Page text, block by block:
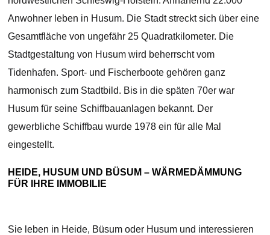
Anwohner leben in Husum. Die Stadt streckt sich über eine
Gesamtfläche von ungefähr 25 Quadratkilometer. Die
Stadtgestaltung von Husum wird beherrscht vom
Tidenhafen. Sport- und Fischerboote gehören ganz
harmonisch zum Stadtbild. Bis in die späten 70er war
Husum für seine Schiffbauanlagen bekannt. Der
gewerbliche Schiffbau wurde 1978 ein für alle Mal
eingestellt.
HEIDE, HUSUM UND BÜSUM – WÄRMEDÄMMUNG
FÜR IHRE IMMOBILIE
Sie leben in Heide, Büsum oder Husum und interessieren